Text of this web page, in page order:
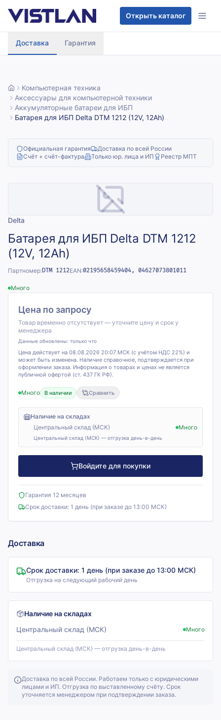
Открыть каталог
Доставка Гарантия
Компьютерная техника
Аксессуары для компьютерной техники
Аккумуляторные батареи для ИБП
Батарея для ИБП Delta DTM 1212 (12V, 12Ah)
Официальная гарантия
Доставка по всей России
Счёт + счёт-фактура
Только юр. лица и ИП Реестр МПТ
Delta
Батарея для ИБП Delta DTM 1212
(12V, 12Ah)
Партномер:DTM 1212EAN:02195658459404, 04627073801011
Много
Цена по запросу
Товар временно отсутствует — уточните цену и срок у
менеджера
Данные обновлены: только что
Цена действует на 08.08.2026 20:07 МСК (с учётом НДС 22%) и
может быть изменена. Наличие справочное, подтверждается при
оформлении заказа. Информация о товарах и ценах не является
публичной офертой (ст. 437 ГК РФ).
Много В наличии Сравнить
Наличие на складах
Центральный склад (МСК)
Много
Центральный склад (МСК) — отгрузка день-в-день
Войдите для покупки
Гарантия 12 месяцев
Срок доставки: 1 день (при заказе до 13:00 МСК)
Доставка
Срок доставки: 1 день (при заказе до 13:00 МСК)
Отгрузка на следующий рабочий день
Наличие на складах
Центральный склад (МСК)
Много
Центральный склад (МСК) — отгрузка день-в-день
Доставка по всей России. Работаем только с юридическими
лицами и ИП. Отгрузка по выставленному счёту. Срок
уточняется менеджером при подтверждении заказа.